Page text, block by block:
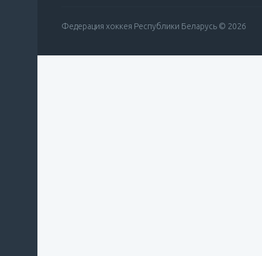
Федерация хоккея Республики Беларусь © 2026